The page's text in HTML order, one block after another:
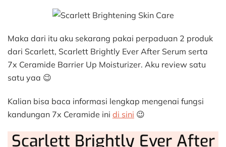
Maka dari itu aku sekarang pakai perpaduan 2 produk
dari Scarlett, Scarlett Brightly Ever After Serum serta
7x Ceramide Barrier Up Moisturizer. Aku review satu
satu yaa 😉
Kalian bisa baca informasi lengkap mengenai fungsi
kandungan 7x Ceramide ini di sini 😉
Scarlett Brightly Ever After